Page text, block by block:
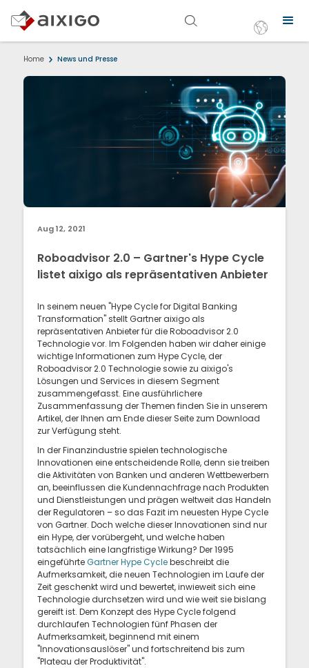
Home News und Presse
Aug 12, 2021
Roboadvisor 2.0 – Gartner's Hype Cycle
listet aixigo als repräsentativen Anbieter
In seinem neuen "Hype Cycle for Digital Banking
Transformation" stellt Gartner aixigo als
repräsentativen Anbieter für die Roboadvisor 2.0
Technologie vor. Im Folgenden haben wir daher einige
wichtige Informationen zum Hype Cycle, der
Roboadvisor 2.0 Technologie sowie zu aixigo's
Lösungen und Services in diesem Segment
zusammengefasst. Eine ausführlichere
Zusammenfassung der Themen finden Sie in unserem
Artikel, der Ihnen am Ende dieser Seite zum Download
zur Verfügung steht.
In der Finanzindustrie spielen technologische
Innovationen eine entscheidende Rolle, denn sie treiben
die Aktivitäten von Banken und anderen Wettbewerbern
an, beeinflussen die Kundennachfrage nach Produkten
und Dienstleistungen und prägen weltweit das Handeln
der Regulatoren – so das Fazit im neuesten Hype Cycle
von Gartner. Doch welche dieser Innovationen sind nur
ein Hype, der vorübergeht, und welche haben
tatsächlich eine langfristige Wirkung? Der 1995
eingeführteGartner Hype Cyclebeschreibt die
Aufmerksamkeit, die neuen Technologien im Laufe der
Zeit geschenkt wird und bewertet, inwieweit sich eine
Technologie durchsetzen wird und wie weit sie bislang
gereift ist. Dem Konzept des Hype Cycle folgend
durchlaufen Technologien fünf Phasen der
Aufmerksamkeit, beginnend mit einem
"Innovationsauslöser" und fortschreitend bis zum
"Plateau der Produktivität".